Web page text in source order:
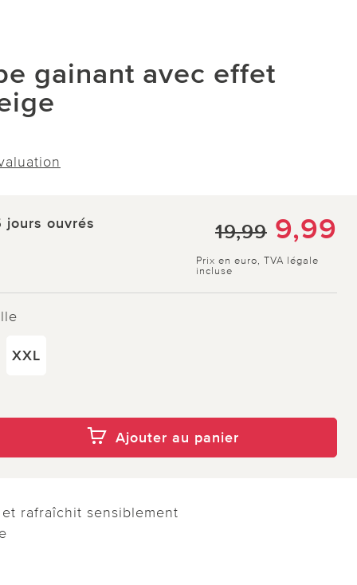
gainant avec effet
jours ouvrés 19,99 9,99
Prix en euro, TVA légale
incluse
XXL
Ajouter au panier
rafraîchit sensiblement